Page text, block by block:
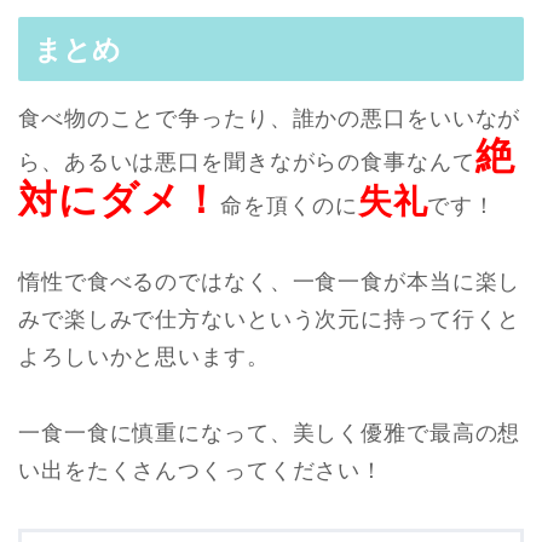
まとめ
食べ物のことで争ったり、誰かの悪口をいいなが
ら、あるいは悪口を聞きながらの食事なんて絶
対にダメ！命を頂くのに 失礼です！
惰性で食べるのではなく、一食一食が本当に楽し
みで楽しみで仕方ないという次元に持って行くと
よろしいかと思います。
一食一食に慎重になって、美しく優雅で最高の想
い出をたくさんつくってください！